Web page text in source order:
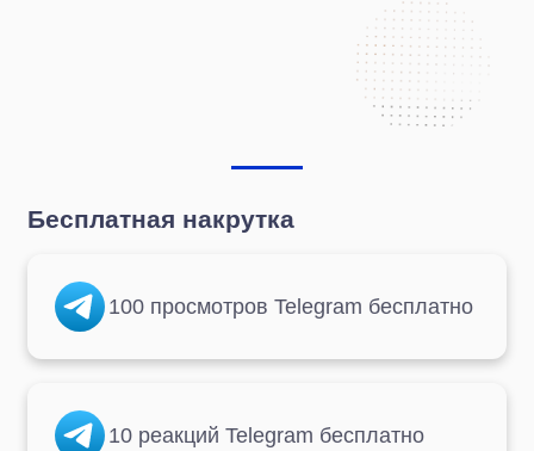
Бесплатная накрутка
100 просмотров Telegram бесплатно
10 реакций Telegram бесплатно